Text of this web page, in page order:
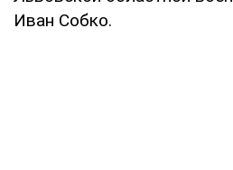
Иван Собко.